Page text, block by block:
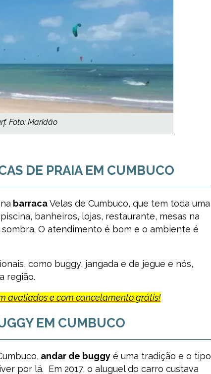
Foto: Maridão
DE PRAIA EM CUMBUCO
barracaVelas de Cumbuco, que tem toda uma
banheiros, lojas, restaurante, mesas na
O atendimento é bom e o ambiente é
como buggy, jangada e de jegue e nós,
região.
avaliados e com cancelamento grátis!
EM CUMBUCO
andar de buggy é uma tradição e o tipo
por lá. Em 2017, o aluguel do carro custava